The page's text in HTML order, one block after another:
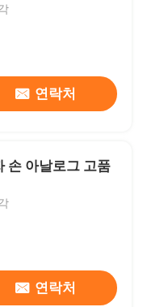
연락처
손 아날로그 고품
연락처